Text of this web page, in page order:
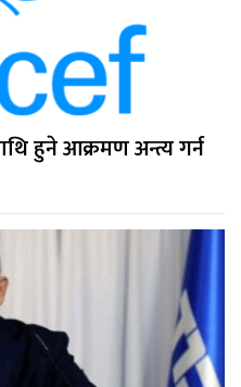
हुने आक्रमण अन्त्य गर्न